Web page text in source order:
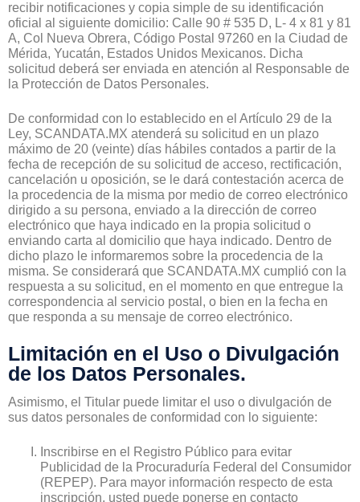
recibir notificaciones y copia simple de su identificación
oficial al siguiente domicilio: Calle 90 # 535 D, L- 4 x 81 y 81
A, Col Nueva Obrera, Código Postal 97260 en la Ciudad de
Mérida, Yucatán, Estados Unidos Mexicanos. Dicha
solicitud deberá ser enviada en atención al Responsable de
la Protección de Datos Personales.
De conformidad con lo establecido en el Artículo 29 de la
Ley, SCANDATA.MX atenderá su solicitud en un plazo
máximo de 20 (veinte) días hábiles contados a partir de la
fecha de recepción de su solicitud de acceso, rectificación,
cancelación u oposición, se le dará contestación acerca de
la procedencia de la misma por medio de correo electrónico
dirigido a su persona, enviado a la dirección de correo
electrónico que haya indicado en la propia solicitud o
enviando carta al domicilio que haya indicado. Dentro de
dicho plazo le informaremos sobre la procedencia de la
misma. Se considerará que SCANDATA.MX cumplió con la
respuesta a su solicitud, en el momento en que entregue la
correspondencia al servicio postal, o bien en la fecha en
que responda a su mensaje de correo electrónico.
Limitación en el Uso o Divulgación
de los Datos Personales.
Asimismo, el Titular puede limitar el uso o divulgación de
sus datos personales de conformidad con lo siguiente:
Inscribirse en el Registro Público para evitar
Publicidad de la Procuraduría Federal del Consumidor
(REPEP). Para mayor información respecto de esta
inscripción, usted puede ponerse en contacto